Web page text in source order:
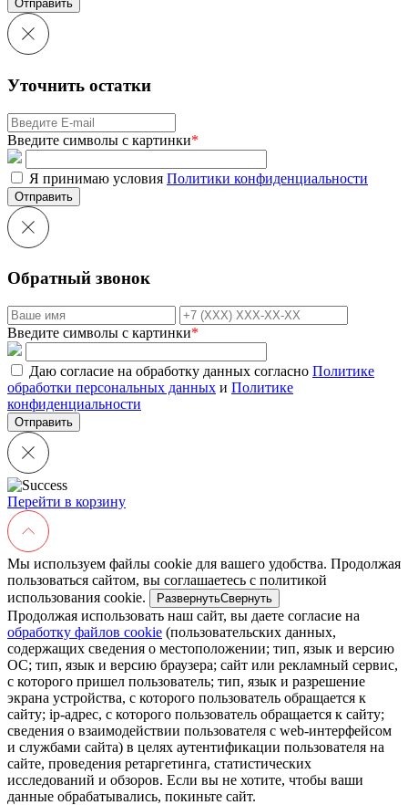
Отправить
Уточнить остатки
Введите символы с картинки*
Я принимаю условия Политики конфиденциальности
Отправить
Обратный звонок
Введите символы с картинки*
Даю согласие на обработку данных согласно Политике
обработки персональных данных и Политике
конфиденциальности
Перейти в корзину
Мы используем файлы cookie для вашего удобства. Продолжая
пользоваться сайтом, вы соглашаетесь с политикой
использования cookie.
РазвернутьСвернуть
Продолжая использовать наш сайт, вы даете согласие на
обработку файлов cookie (пользовательских данных,
содержащих сведения о местоположении; тип, язык и версию
ОС; тип, язык и версию браузера; сайт или рекламный сервис,
с которого пришел пользователь; тип, язык и разрешение
экрана устройства, с которого пользователь обращается к
сайту; ip-адрес, с которого пользователь обращается к сайту;
сведения о взаимодействии пользователя с web-интерфейсом
и службами сайта) в целях аутентификации пользователя на
сайте, проведения ретаргетинга, статистических
исследований и обзоров. Если вы не хотите, чтобы ваши
данные обрабатывались, покиньте сайт.